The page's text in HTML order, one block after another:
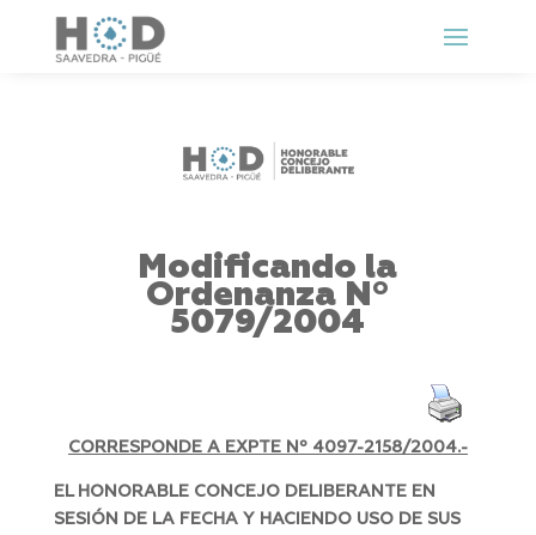
Modificando la
Ordenanza Nº
5079/2004
CORRESPONDE A EXPTE Nº 4097-2158/2004.-
EL HONORABLE CONCEJO DELIBERANTE EN
SESIÓN DE LA FECHA Y HACIENDO USO DE SUS